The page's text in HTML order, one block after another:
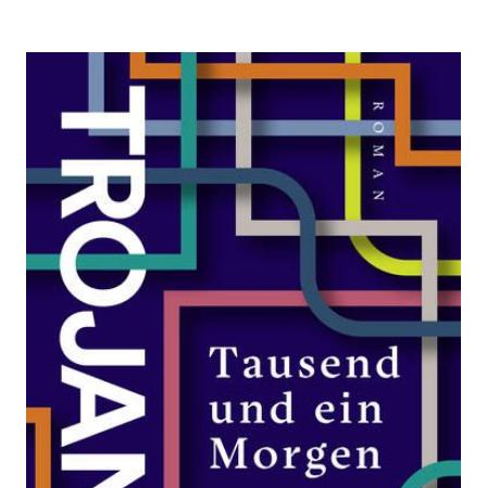
Tausend und ein Morgen
Zur Wunschliste hinzufügen
Roman
VonIlija Trojanow
Verlag: S. FISCHER
Buch 528 Seiten
Hardcover
ISBN: 978-3-
10397339-6